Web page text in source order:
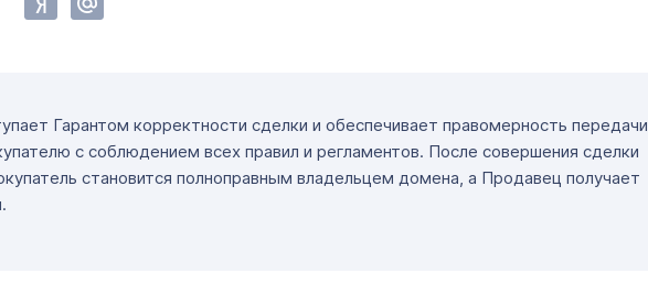
Гарантом корректности сделки и обеспечивает правомерность передачи
с соблюдением всех правил и регламентов. После совершения сделки
становится полноправным владельцем домена, а Продавец получает